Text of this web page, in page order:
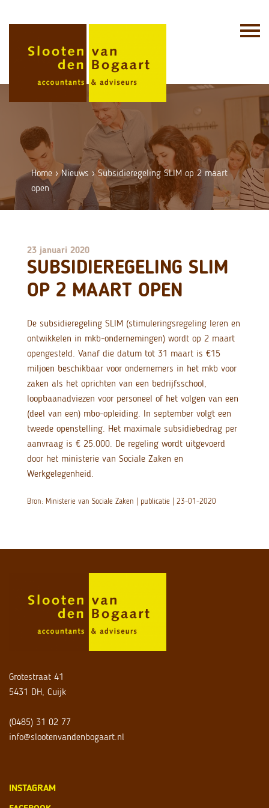
Home ›Nieuws ›Subsidieregeling SLIM op 2 maart
open
23 januari 2020
SUBSIDIEREGELING SLIM
OP 2 MAART OPEN
De subsidieregeling SLIM (stimuleringsregeling leren en
ontwikkelen in mkb-ondernemingen) wordt op 2 maart
opengesteld. Vanaf die datum tot 31 maart is €15
miljoen beschikbaar voor ondernemers in het mkb voor
zaken als het oprichten van een bedrijfsschool,
loopbaanadviezen voor personeel of het volgen van een
(deel van een) mbo-opleiding. In september volgt een
tweede openstelling. Het maximale subsidiebedrag per
aanvraag is € 25.000. De regeling wordt uitgevoerd
door het ministerie van Sociale Zaken en
Werkgelegenheid.
Bron: Ministerie van Sociale Zaken | publicatie | 23-01-2020
Grotestraat 41
5431 DH, Cuijk
(0485) 31 02 77
info@slootenvandenbogaart.nl
INSTAGRAM